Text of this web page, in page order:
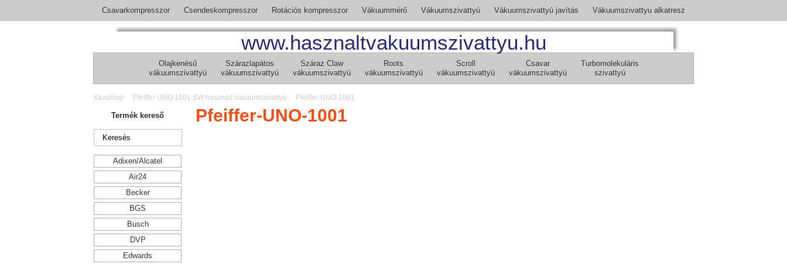
Csavarkompresszor Csendeskompresszor Rotációs kompresszor Vákuummérő Vákuumszivattyú Vákuumszivattyú javítás Vákuumszivattyu alkatresz
www.hasznaltvakuumszivattyu.hu
Olajkenésű
vákuumszivattyú
Szárazlapátos
vákuumszivattyú
Száraz Claw
vákuumszivattyú
Roots
vákuumszivattyú
Scroll
vákuumszivattyú
Csavar
vákuumszivattyú
Turbomolekuláris
szivattyú
Kezdőlap Pfeiffer UNO 1001 SW használt vákuumszivattyú Pfeiffer-UNO-1001
Pfeiffer-UNO-1001
Termék kereső
Adixen/Alcatel
Air24
Becker
BGS
Busch
DVP
Edwards